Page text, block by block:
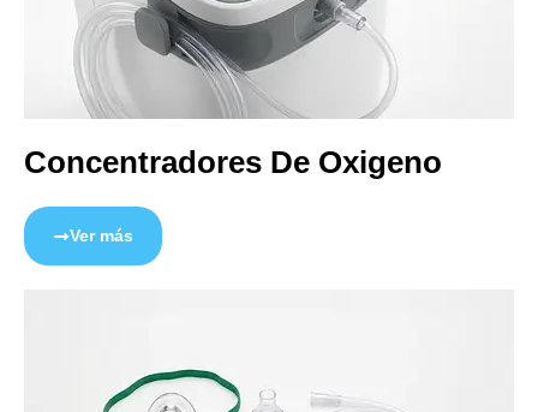
Concentradores De Oxigeno
Ver más